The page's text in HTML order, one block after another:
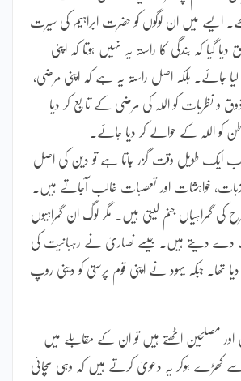
ایسے میں ان لوگوں کو حضرت ابراہیم کی سیرت
گیا کہ بندگی کا راستہ یہ نہیں ہوتا کہ اپنی
لیا جائے۔ بلکہ اصل راستہ یہ ہے کہ اپنی مرضی،
و نظریات کو اللہ کی مرضی کے تابع کر دیا
کو اللہ کے حوالے کر دیا جائے۔
جب ایک طویل وقت گزر جاتا ہے تو دین کی اصل
خواہشات اور تعصبات غالب آجاتے ہیں۔
گمراہیاں جنم لیتی ہیں۔ مگر لوگ ان گمراہیوں
دے دیتے ہیں۔ جیسے نصاریٰ نے رہبانیت کی
تھا۔ جبکہ یہود نے اپنی قوم پرستی کو دینی روپ
مصلحین اٹھتے ہیں تو ان کے مقابلے میں
سے کھڑے ہوکر یہ دعویٰ کرتے ہیں کہ وہی سچائی